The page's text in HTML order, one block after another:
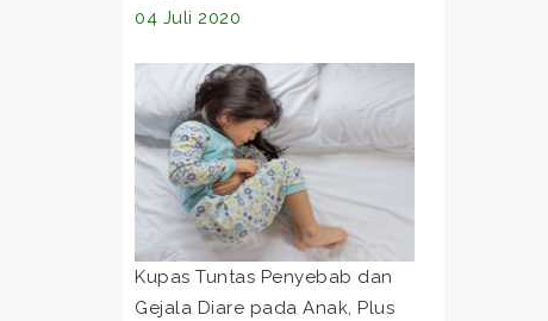
04 Juli 2020
Kupas Tuntas Penyebab dan
Gejala Diare pada Anak, Plus